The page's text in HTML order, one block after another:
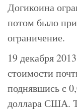
Догикоина
потом было
ограничение.
19 декабря
стоимости
поднявшись с
доллара США.